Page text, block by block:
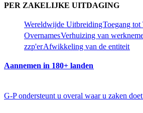
PER ZAKELIJKE UITDAGING​​
Wereldwijde Uitbreiding​​Toegang tot
Overnames​​Verhuizing van
zzp'er​​Afwikkeling van de entiteit​​
Aannemen in 180+ landen​​
G-P ondersteunt u overal waar u zaken